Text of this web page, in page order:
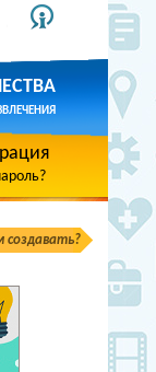
создавать?